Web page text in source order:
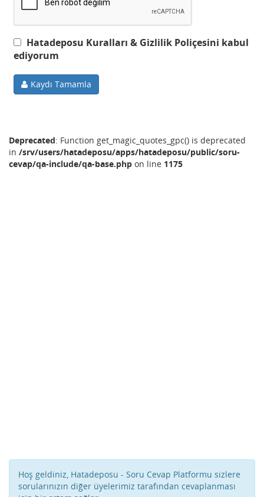
Hatadeposu Kuralları & Gizlilik Poliçesini kabul
ediyorum
Kaydı Tamamla
Deprecated: Function get_magic_quotes_gpc() is deprecated
in /srv/users/hatadeposu/apps/hatadeposu/public/soru-
cevap/qa-include/qa-base.php on line 1175
Hoş geldiniz, Hatadeposu - Soru Cevap Platformu sizlere
sorularınızın diğer üyelerimiz tarafından cevaplanması